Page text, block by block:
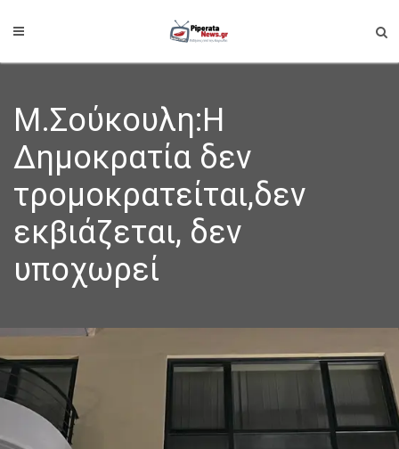
Μ.Σούκουλη:Η
Δημοκρατία δεν
τρομοκρατείται,δεν
εκβιάζεται, δεν
υποχωρεί